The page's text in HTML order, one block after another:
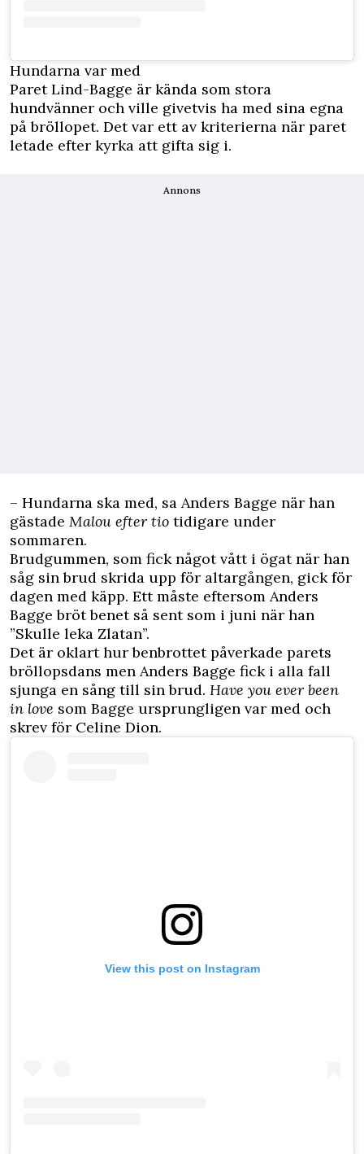
Hundarna var med
Paret Lind-Bagge är kända som stora
hundvänner och ville givetvis ha med sina egna
på bröllopet. Det var ett av kriterierna när paret
letade efter kyrka att gifta sig i.
Annons
– Hundarna ska med, sa Anders Bagge när han
gästade Malou efter tio tidigare under
sommaren.
Brudgummen, som fick något vått i ögat när han
såg sin brud skrida upp för altargången, gick för
dagen med käpp. Ett måste eftersom Anders
Bagge bröt benet så sent som i juni när han
”Skulle leka Zlatan”.
Det är oklart hur benbrottet påverkade parets
bröllopsdans men Anders Bagge fick i alla fall
sjunga en sång till sin brud. Have you ever been
in love som Bagge ursprungligen var med och
skrev för Celine Dion.
View this post on Instagram